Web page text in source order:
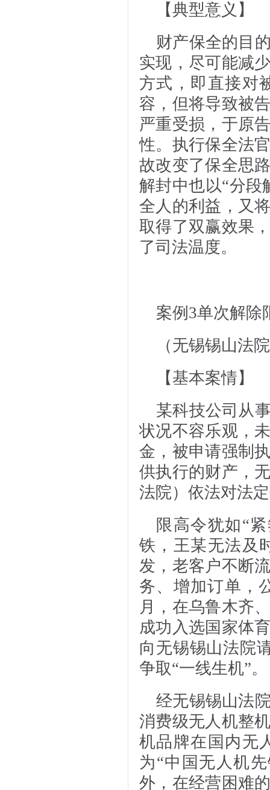
【典型意义】
财产保全的目
实现，尽可能减
方式，即直接对
容，但将导致被
严重受损，于原
性。执行保全法
故改变了保全思
解封中也以“分段
全人的利益，又
取得了双赢效果
了司法温度。
案例3单次解除
（无锡锡山法
【基本案情】
某科技公司从
状况不容乐观，
金，被申请强制
供执行的财产，
法院）依法对法
限高令犹如“
铁，王某无法及
发，老客户不断
务、增加订单，
月，在乌鲁木齐
成功入选国家体
向无锡锡山法院
争取“一线生机”。
经无锡锡山法
消费级无人机整
机品牌在国内无
为“中国无人机
外，在经营困难